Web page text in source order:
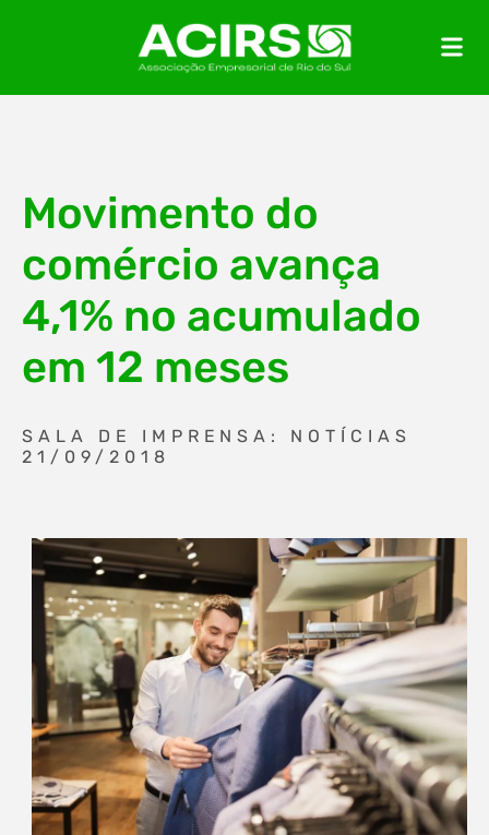
Movimento do
comércio avança
4,1% no acumulado
em 12 meses
SALA DE IMPRENSA: NOTÍCIAS
21/09/2018